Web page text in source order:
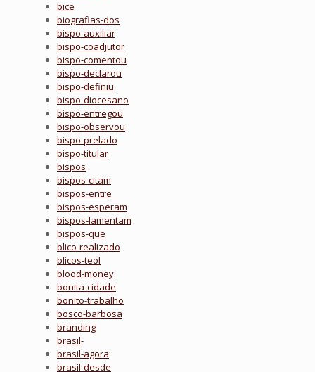
bice
biografias-dos
bispo-auxiliar
bispo-coadjutor
bispo-comentou
bispo-declarou
bispo-definiu
bispo-diocesano
bispo-entregou
bispo-observou
bispo-prelado
bispo-titular
bispos
bispos-citam
bispos-entre
bispos-esperam
bispos-lamentam
bispos-que
blico-realizado
blicos-teol
blood-money
bonita-cidade
bonito-trabalho
bosco-barbosa
branding
brasil-
brasil-agora
brasil-desde